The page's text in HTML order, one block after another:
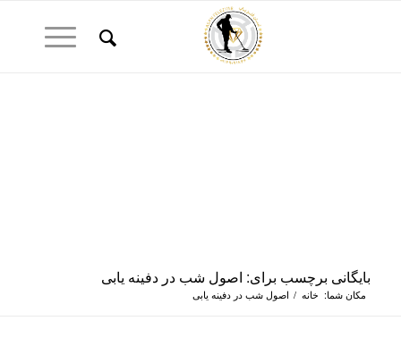
بایگانی برچسب برای: اصول شب در دفینه یابی
مکان شما: خانه / اصول شب در دفینه یابی